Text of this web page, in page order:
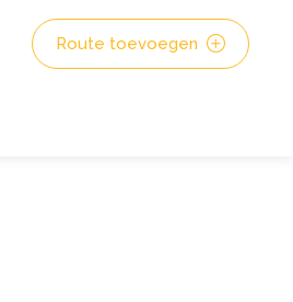
Route toevoegen